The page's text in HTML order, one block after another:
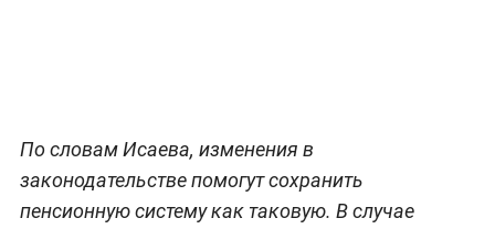
По словам Исаева, изменения в
законодательстве помогут сохранить
пенсионную систему как таковую. В случае